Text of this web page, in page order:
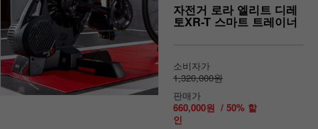
자전거 로라 엘리트 디레
토XR-T 스마트 트레이너
소비자가
1,320,000원
판매가
660,000원 / 50% 할
인